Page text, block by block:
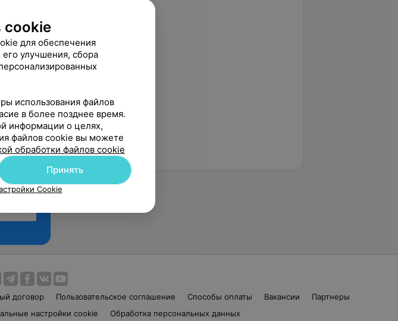
договор Пользовательское соглашение Способы оплаты Вакансии
Партнеры
настройки cookie Обработка персональных данных
cookie
для обеспечения
его улучшения, сбора
использования файлов
в более позднее время.
информации о целях,
файлов cookie вы можете
обработки файлов cookie
Принять
Cookie